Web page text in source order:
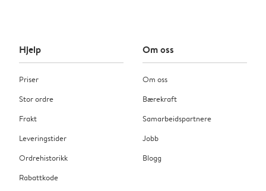
Hjelp
Priser
Stor ordre
Frakt
Leveringstider
Ordrehistorikk
Rabattkode
Om oss
Om oss
Bærekraft
Samarbeidspartnere
Jobb
Blogg